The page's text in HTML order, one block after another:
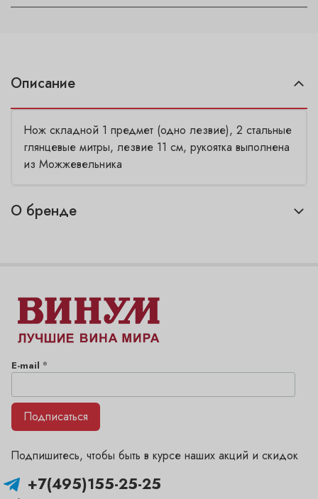
Описание
Нож складной 1 предмет (одно лезвие), 2 стальные
глянцевые митры, лезвие 11 см, рукоятка выполнена
из Можжевельника
О бренде
+7(495)155-25-25
Подпишитесь, чтобы быть в курсе наших акций и скидок
E-mail *
Подписаться